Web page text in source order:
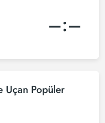
–:–
Uçan Popüler